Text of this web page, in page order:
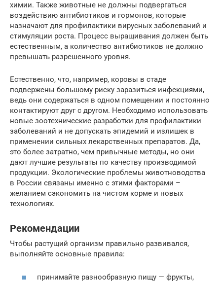
химии. Также животные не должны подвергаться
воздействию антибиотиков и гормонов, которые
назначают для профилактики вирусных заболеваний и
стимуляции роста. Процесс выращивания должен быть
естественным, а количество антибиотиков не должно
превышать разрешенного уровня.
Естественно, что, например, коровы в стаде
подвержены большому риску заразиться инфекциями,
ведь они содержаться в одном помещении и постоянно
контактируют друг с другом. Необходимо использовать
новые зоотехнические разработки для профилактики
заболеваний и не допускать эпидемий и излишек в
применении сильных лекарственных препаратов. Да,
это более затратно, чем привычные методы, но они
дают лучшие результаты по качеству производимой
продукции. Экологические проблемы животноводства
в России связаны именно с этими факторами –
желанием сэкономить на чистом корме и новых
технологиях.
Рекомендации
Чтобы растущий организм правильно развивался,
выполняйте основные правила:
принимайте разнообразную пищу — фрукты,